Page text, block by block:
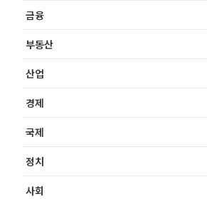
금융
부동산
산업
경제
국제
정치
사회